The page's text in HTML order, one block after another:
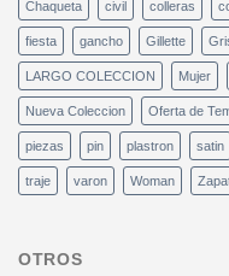
Chaqueta civil colleras
fiesta gancho Gillette
LARGO COLECCION Mujer
Nueva Coleccion Oferta de
piezas pin plastron satin
traje varon Woman
OTROS